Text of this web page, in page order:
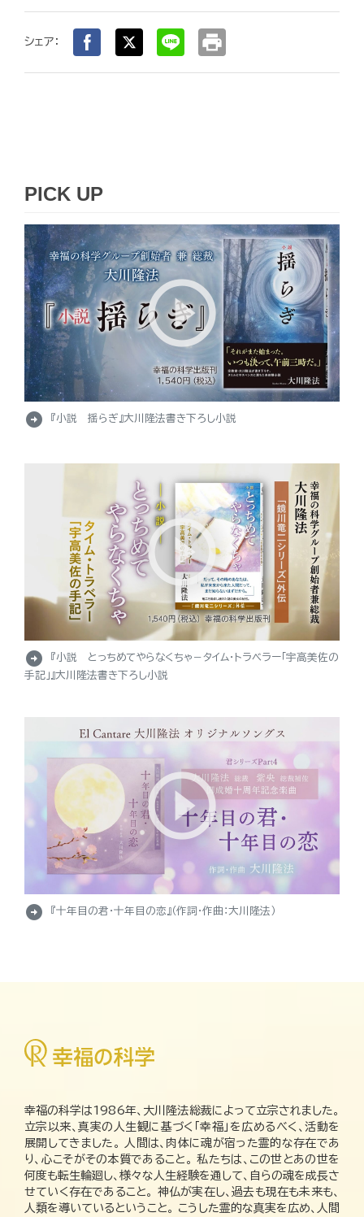
シェア： print
PICK UP
arrow_circle_right 『小説 揺らぎ』大川隆法書き下ろし小説
arrow_circle_right
『小説 とっちめてやらなくちゃ－タイム・トラベラー「宇高美佐の
手記」』大川隆法書き下ろし小説
arrow_circle_right 『十年目の君・十年目の恋』（作詞・作曲：大川隆法）
幸福の科学は1986年、大川隆法総裁によって立宗されました。
立宗以来、真実の人生観に基づく「幸福」を広めるべく、活動を
展開してきました。 人間は、肉体に魂が宿った霊的な存在であ
り、心こそがその本質であること。 私たちは、この世とあの世を
何度も転生輪廻し、様々な人生経験を通して、自らの魂を成長さ
せていく存在であること。 神仏が実在し、過去も現在も未来も、
人類を導いているということ。 こうした霊的な真実を広め、人間